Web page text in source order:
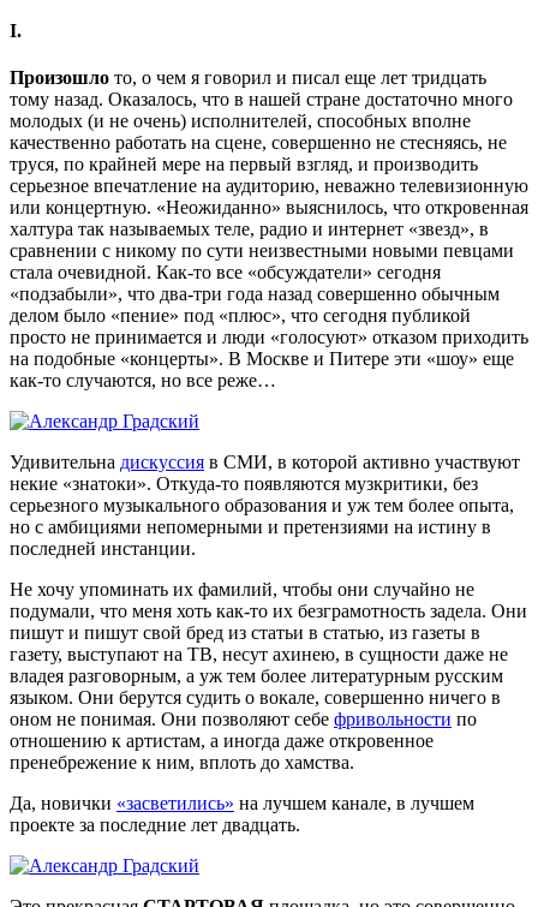
I.
Произошло то, о чем я говорил и писал еще лет тридцать
тому назад. Оказалось, что в нашей стране достаточно много
молодых (и не очень) исполнителей, способных вполне
качественно работать на сцене, совершенно не стесняясь, не
труся, по крайней мере на первый взгляд, и производить
серьезное впечатление на аудиторию, неважно телевизионную
или концертную. «Неожиданно» выяснилось, что откровенная
халтура так называемых теле, радио и интернет «звезд», в
сравнении с никому по сути неизвестными новыми певцами
стала очевидной. Как-то все «обсуждатели» сегодня
«подзабыли», что два-три года назад совершенно обычным
делом было «пение» под «плюс», что сегодня публикой
просто не принимается и люди «голосуют» отказом приходить
на подобные «концерты». В Москве и Питере эти «шоу» еще
как-то случаются, но все реже…
Удивительна дискуссия в СМИ, в которой активно участвуют
некие «знатоки». Откуда-то появляются музкритики, без
серьезного музыкального образования и уж тем более опыта,
но с амбициями непомерными и претензиями на истину в
последней инстанции.
Не хочу упоминать их фамилий, чтобы они случайно не
подумали, что меня хоть как-то их безграмотность задела. Они
пишут и пишут свой бред из статьи в статью, из газеты в
газету, выступают на ТВ, несут ахинею, в сущности даже не
владея разговорным, а уж тем более литературным русским
языком. Они берутся судить о вокале, совершенно ничего в
оном не понимая. Они позволяют себе фривольности по
отношению к артистам, а иногда даже откровенное
пренебрежение к ним, вплоть до хамства.
Да, новички «засветились» на лучшем канале, в лучшем
проекте за последние лет двадцать.